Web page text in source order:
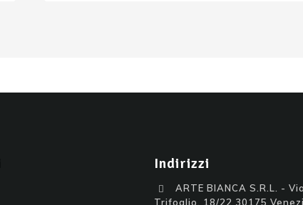
Indirizzi
ARTE BIANCA S.R.L. -
Trifoglio, 18/22 30175